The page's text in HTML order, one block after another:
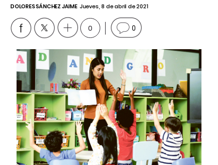
DOLORES SÁNCHEZ JAIME Jueves, 8 de abril de 2021
0 0